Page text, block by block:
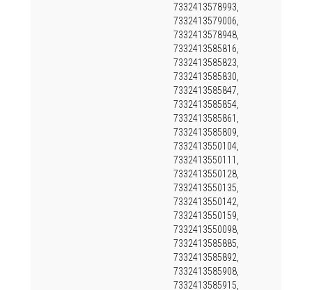
7332413578993,
7332413579006,
7332413578948,
7332413585816,
7332413585823,
7332413585830,
7332413585847,
7332413585854,
7332413585861,
7332413585809,
7332413550104,
7332413550111,
7332413550128,
7332413550135,
7332413550142,
7332413550159,
7332413550098,
7332413585885,
7332413585892,
7332413585908,
7332413585915,